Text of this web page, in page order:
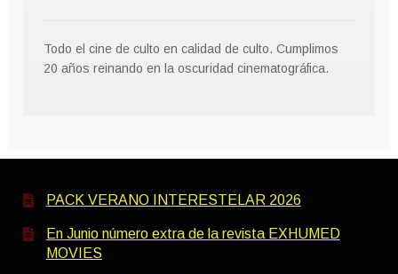
Todo el cine de culto en calidad de culto. Cumplimos
20 años reinando en la oscuridad cinematográfica.
PACK VERANO INTERESTELAR 2026
En Junio número extra de la revista EXHUMED
MOVIES